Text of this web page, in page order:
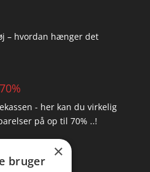
– hvordan hænger det
- her kan du virkelig
på op til 70% ..!
×
bruger